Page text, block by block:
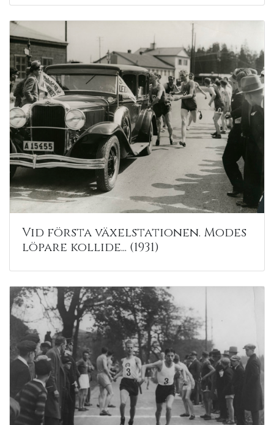
Vid första växelstationen. Modes
löpare kollide... (1931)